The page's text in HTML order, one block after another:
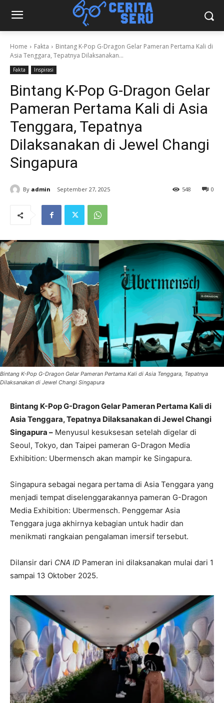
Home Fakta
Bintang K-Pop G-Dragon Gelar Pameran Pertama Kali di
Asia Tenggara, Tepatnya Dilaksanakan...
Fakta Inspirasi
Bintang K-Pop G-Dragon Gelar
Pameran Pertama Kali di Asia
Tenggara, Tepatnya
Dilaksanakan di Jewel Changi
Singapura
By admin September 27, 2025 0
548
Bintang K-Pop G-Dragon Gelar Pameran Pertama Kali di Asia Tenggara, Tepatnya
Dilaksanakan di Jewel Changi Singapura
Bintang K-Pop G-Dragon Gelar Pameran Pertama Kali di
Asia Tenggara, Tepatnya Dilaksanakan di Jewel Changi
Singapura – Menyusul kesuksesan setelah digelar di
Seoul, Tokyo, dan Taipei pameran G-Dragon Media
Exhibition: Ubermensch akan mampir ke Singapura.
Singapura sebagai negara pertama di Asia Tenggara yang
menjadi tempat diselenggarakannya pameran G-Dragon
Media Exhibition: Ubermensch. Penggemar Asia
Tenggara juga akhirnya kebagian untuk hadir dan
menikmati rangkaian pengalaman imersif tersebut.
Dilansir dari CNA ID Pameran ini dilaksanakan mulai dari 1
sampai 13 Oktober 2025.